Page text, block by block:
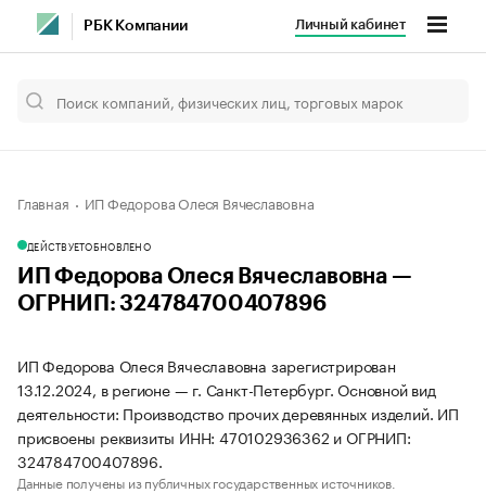
РБК Компании Личный кабинет
Главная ИП Федорова Олеся Вячеславовна
ДЕЙСТВУЕТОБНОВЛЕНО
ИП Федорова Олеся Вячеславовна —
ОГРНИП: 324784700407896
ИП Федорова Олеся Вячеславовна зарегистрирован
13.12.2024, в регионе — г. Санкт-Петербург. Основной вид
деятельности: Производство прочих деревянных изделий. ИП
присвоены реквизиты ИНН: 470102936362 и ОГРНИП:
324784700407896.
Данные получены из публичных государственных источников.